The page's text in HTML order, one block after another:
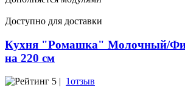
Доступно для доставки
Кухня "Ромашка" Молочный/
на 220 см
5 | 1отзыв